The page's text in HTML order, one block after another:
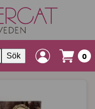
Sök 0